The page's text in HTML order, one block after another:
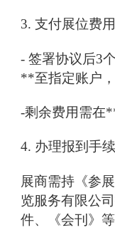
3. 支付展位费用
- 签署协议后3
**至指定账户
-剩余费用需在
4. 办理报到手续
展商需持《参
览服务有限公
件、《会刊》等